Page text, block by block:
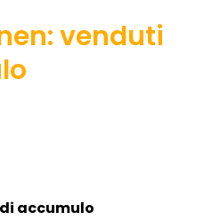
venduti
accumulo